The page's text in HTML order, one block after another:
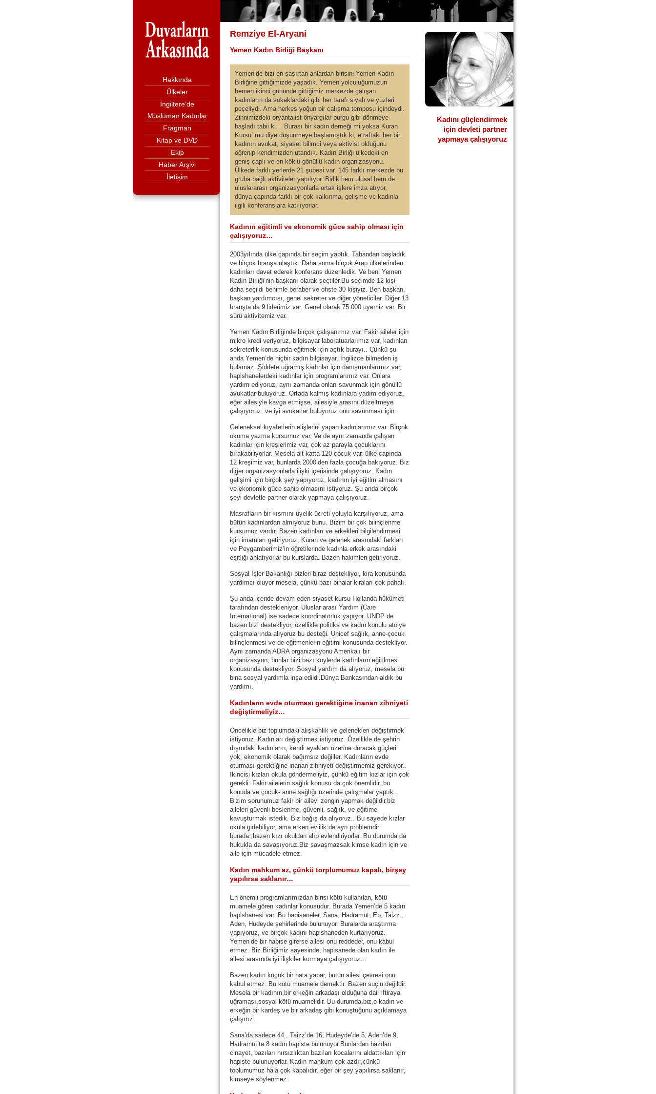
Hakkında
Ülkeler
İngiltere’de
Müslüman Kadınlar
Fragman
Kitap ve DVD
Ekip
Haber Arşivi
İletişim
Kadını güçlendirmek
için devleti partner
yapmaya çalışıyoruz
Remziye El-Aryani
Yemen Kadın Birliği Başkanı
Yemen’de bizi en şaşırtan anlardan birisini Yemen Kadın
Birliğine gittiğimizde yaşadık. Yemen yolculuğumuzun
hemen ikinci gününde gittiğimiz merkezde çalışan
kadınların da sokaklardaki gibi her tarafı siyah ve yüzleri
peçeliydi. Ama herkes yoğun bir çalışma temposu içindeydi.
Zihnimizdeki oryantalist önyargılar burgu gibi dönmeye
başladı tabii ki… Burası bir kadın derneği mi yoksa Kuran
Kursu’ mu diye düşünmeye başlamıştık ki, etraftaki her bir
kadının avukat, siyaset bilimci veya aktivist olduğunu
öğrenip kendimizden utandık. Kadın Birliği ülkedeki en
geniş çaplı ve en köklü gönüllü kadın organizasyonu.
Ülkede farklı yerlerde 21 şubesi var. 145 farklı merkezde bu
gruba bağlı aktiviteler yapılıyor. Birlik hem ulusal hem de
uluslararası organizasyonlarla ortak işlere imza atıyor,
dünya çapında farklı bir çok kalkınma, gelişme ve kadınla
ilgili konferanslara katılıyorlar.
Kadının eğitimli ve ekonomik güce sahip olması için
çalışıyoruz…
2003yılında ülke çapında bir seçim yaptık. Tabandan başladık
ve birçok branşa ulaştık. Daha sonra birçok Arap ülkelerinden
kadınları davet ederek konferans düzenledik. Ve beni Yemen
Kadın Birliği’nin başkanı olarak seçtiler.Bu seçimde 12 kişi
daha seçildi benimle beraber ve ofiste 30 kişiyiz. Ben başkan,
başkan yardımcısı, genel sekreter ve diğer yöneticiler. Diğer 13
branşta da 9 liderimiz var. Genel olarak 75.000 üyemiz var. Bir
sürü aktivitemiz var.
Yemen Kadın Birliğinde birçok çalışanımız var. Fakir aileler için
mikro kredi veriyoruz, bilgisayar laboratuarlarımız var, kadınları
sekreterlik konusunda eğitmek için açtık burayı.. Çünkü şu
anda Yemen’de hiçbir kadın bilgisayar, İngilizce bilmeden iş
bulamaz. Şiddete uğramış kadınlar için danışmanlarımız var,
hapishanelerdeki kadınlar için programlarımız var. Onlara
yardım ediyoruz, aynı zamanda onları savunmak için gönüllü
avukatlar buluyoruz. Ortada kalmış kadınlara yadım ediyoruz,
eğer ailesiyle kavga etmişse, ailesiyle arasını düzeltmeye
çalışıyoruz, ve iyi avukatlar buluyoruz onu savunması için.
Geleneksel kıyafetlerin elişlerini yapan kadınlarımız var. Birçok
okuma yazma kursumuz var. Ve de aynı zamanda çalışan
kadınlar için kreşlerimiz var, çok az parayla çocuklarını
bırakabiliyorlar. Mesela alt katta 120 çocuk var, ülke çapında
12 kreşimiz var, bunlarda 2000’den fazla çocuğa bakıyoruz. Biz
diğer organizasyonlarla ilişki içerisinde çalışıyoruz. Kadın
gelişimi için birçok şey yapıyoruz, kadının iyi eğitim almasını
ve ekonomik güce sahip olmasını istiyoruz. Şu anda birçok
şeyi devletle partner olarak yapmaya çalışıyoruz.
Masrafların bir kısmını üyelik ücreti yoluyla karşılıyoruz, ama
bütün kadınlardan almıyoruz bunu. Bizim bir çok bilinçlenme
kursumuz vardır. Bazen kadınları ve erkekleri bilgilendirmesi
için imamları getiriyoruz, Kuran ve gelenek arasındaki farkları
ve Peygamberimiz’in öğretilerinde kadınla erkek arasındaki
eşitliği anlatıyorlar bu kurslarda. Bazen hakimleri getiriyoruz.
Sosyal İşler Bakanlığı bizleri biraz destekliyor, kira konusunda
yardımcı oluyor mesela, çünkü bazı binalar kiraları çok pahalı.
Şu anda içeride devam eden siyaset kursu Hollanda hükümeti
tarafından destekleniyor. Uluslar arası Yardım (Care
International) ise sadece koordinatörlük yapıyor. UNDP de
bazen bizi destekliyor, özellikle politika ve kadın konulu atölye
çalışmalarında alıyoruz bu desteği. Unicef sağlık, anne-çocuk
bilinçlenmesi ve de eğitmenlerin eğitimi konusunda destekliyor.
Aynı zamanda ADRA organizasyonu Amerikalı bir
organizasyon, bunlar bizi bazı köylerde kadınların eğitilmesi
konusunda destekliyor. Sosyal yardım da alıyoruz, mesela bu
bina sosyal yardımla inşa edildi.Dünya Bankasından aldık bu
yardımı.
Kadınların evde oturması gerektiğine inanan zihniyeti
değiştirmeliyiz…
Öncelikle biz toplumdaki alışkanlık ve gelenekleri değiştirmek
istiyoruz. Kadınları değiştirmek istiyoruz. Özellikle de şehrin
dışındaki kadınların, kendi ayakları üzerine duracak güçleri
yok, ekonomik olarak bağımsız değiller. Kadınların evde
oturması gerektiğine inanan zihniyeti değiştirmemiz gerekiyor..
İkincisi kızları okula göndermeliyiz, çünkü eğitim kızlar için çok
gerekli. Fakir ailelerin sağlık konusu da çok önemlidir.,bu
konuda ve çocuk- anne sağlığı üzerinde çalışmalar yaptık..
Bizim sorunumuz fakir bir aileyi zengin yapmak değildir,biz
aileleri güvenli beslenme, güvenli, sağlık, ve eğitime
kavuşturmak istedik. Biz bağış da alıyoruz.. Bu sayede kızlar
okula gidebiliyor, ama erken evlilik de ayrı problemdir
burada.;bazen kızı okuldan alıp evlendiriyorlar. Bu durumda da
hukukla da savaşıyoruz.Biz savaşmazsak kimse kadın için ve
aile için mücadele etmez.
Kadın mahkum az, çünkü torplumumuz kapalı, birşey
yapılırsa saklanır…
En önemli programlarımızdan birisi kötü kullanılan, kötü
muamele gören kadınlar konusudur. Burada Yemen’de 5 kadın
hapishanesi var. Bu hapisaneler, Sana, Hadramut, Eb, Taizz ,
Aden, Hudeyde şehirlerinde bulunuyor. Buralarda araştırma
yapıyoruz, ve birçok kadını hapishaneden kurtarıyoruz.
Yemen’de bir hapise girerse ailesi onu reddeder, onu kabul
etmez. Biz Birliğimiz sayesinde, hapisanede olan kadın ile
ailesi arasında iyi ilişkiler kurmaya çalışıyoruz…
Bazen kadın küçük bir hata yapar, bütün ailesi çevresi onu
kabul etmez. Bu kötü muamele demektir. Bazen suçlu değildir.
Mesela bir kadının,bir erkeğin arkadaşı olduğuna dair iftiraya
uğraması,sosyal kötü muamelidir. Bu durumda,biz,o kadın ve
erkeğin bir kardeş ve bir arkadaş gibi konuştuğunu açıklamaya
çalışırız.
Sana’da sadece 44 , Taizz’de 16, Hudeyde’de 5, Aden’de 9,
Hadramut’ta 8 kadın hapiste bulunuyor.Bunlardan bazıları
cinayet, bazıları hırsızlıktan bazıları kocalarını aldattıkları için
hapiste bulunuyorlar. Kadın mahkum çok azdır,çünkü
toplumumuz hala çok kapalıdır, eğer bir şey yapılırsa saklanır,
kimseye söylenmez.